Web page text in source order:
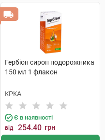
Гербіон сироп подорожника
150 мл 1 флакон
КРКА
Є в наявності
від 254.40 грн